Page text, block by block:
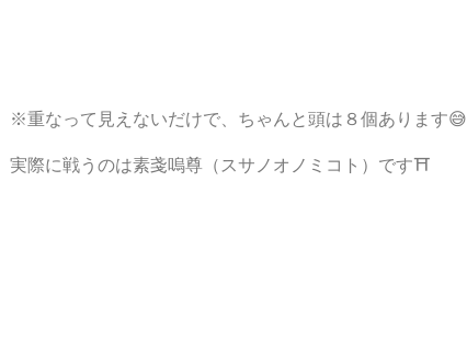
※重なって見えないだけで、ちゃんと頭は８個あります😅
実際に戦うのは素戔嗚尊（スサノオノミコト）です⛩